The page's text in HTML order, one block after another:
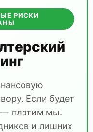
РИСКИ
Если будет
— платим мы.
и лишних